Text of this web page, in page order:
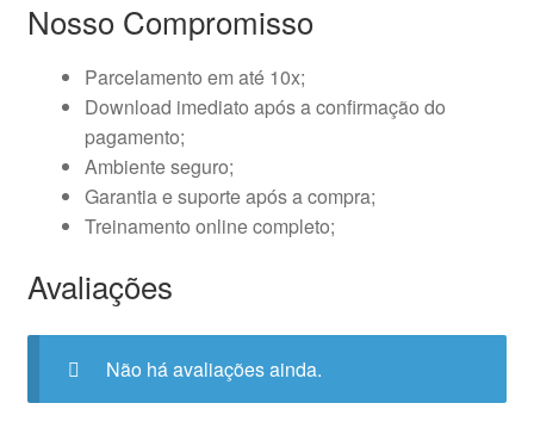
Nosso Compromisso
Parcelamento em até 10x;
Download imediato após a confirmação do
pagamento;
Ambiente seguro;
Garantia e suporte após a compra;
Treinamento online completo;
Avaliações
Não há avaliações ainda.